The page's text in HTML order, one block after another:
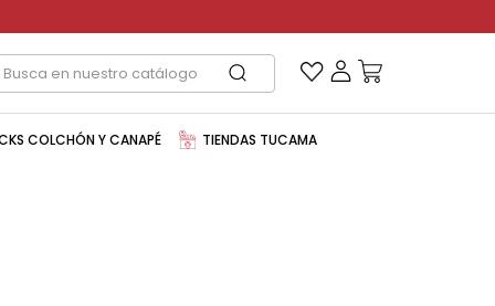
COLCHÓN Y CANAPÉ TIENDAS TUCAMA